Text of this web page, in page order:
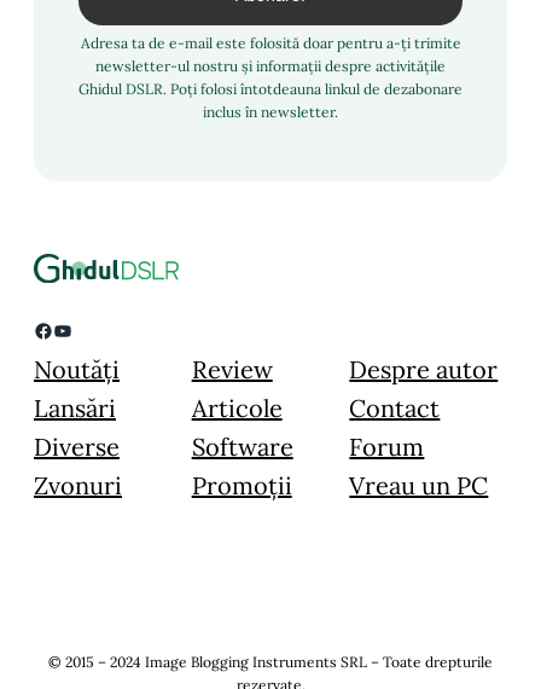
Adresa ta de e-mail este folosită doar pentru a-ți trimite
newsletter-ul nostru și informații despre activitățile
Ghidul DSLR. Poți folosi întotdeauna linkul de dezabonare
inclus în newsletter.
Facebook YouTube
Noutăți
Lansări
Diverse
Zvonuri
Review
Articole
Software
Promoții
Despre autor
Contact
Forum
Vreau un PC
© 2015 – 2024 Image Blogging Instruments SRL – Toate drepturile
rezervate.